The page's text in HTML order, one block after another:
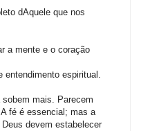
dAquele que nos
a mente e o coração
entendimento espiritual.
mais. Parecem
fé é essencial; mas a
devem estabelecer